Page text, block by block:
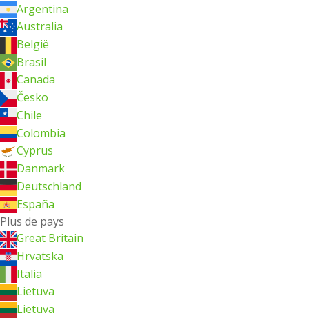
Argentina
Australia
België
Brasil
Canada
Česko
Chile
Colombia
Cyprus
Danmark
Deutschland
España
Plus de pays
Great Britain
Hrvatska
Italia
Lietuva
Lietuva